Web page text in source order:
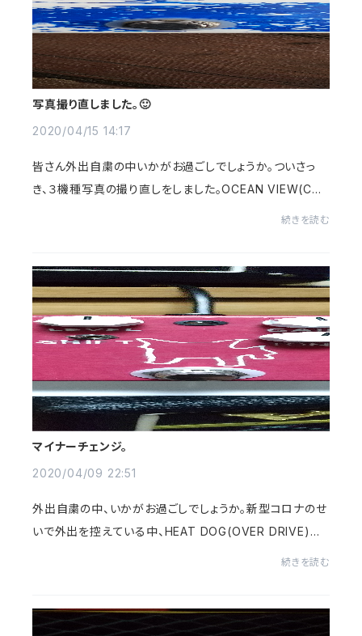
写真撮り直しました。🙂
2020/04/15 14:17
皆さん外出自粛の中いかがお過ごしでしょうか。ついさっ
き、３機種写真の撮り直しをしました。OCEAN VIEW(CH
続きを読む
マイナーチェンジ。
2020/04/09 22:51
外出自粛の中、いかがお過ごしでしょうか。新型コロナのせ
いで外出を控えている中、HEAT DOG(OVER DRIVE)の
続きを読む